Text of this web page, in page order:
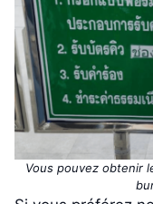
Vous pouvez obtenir